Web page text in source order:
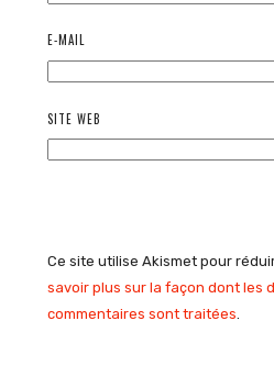
E-MAIL
SITE WEB
Ce site utilise Akismet pour
savoir plus sur la façon dont les
commentaires sont traitées